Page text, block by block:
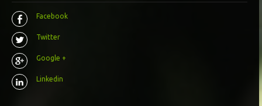
Facebook
Twitter
Google +
Linkedin